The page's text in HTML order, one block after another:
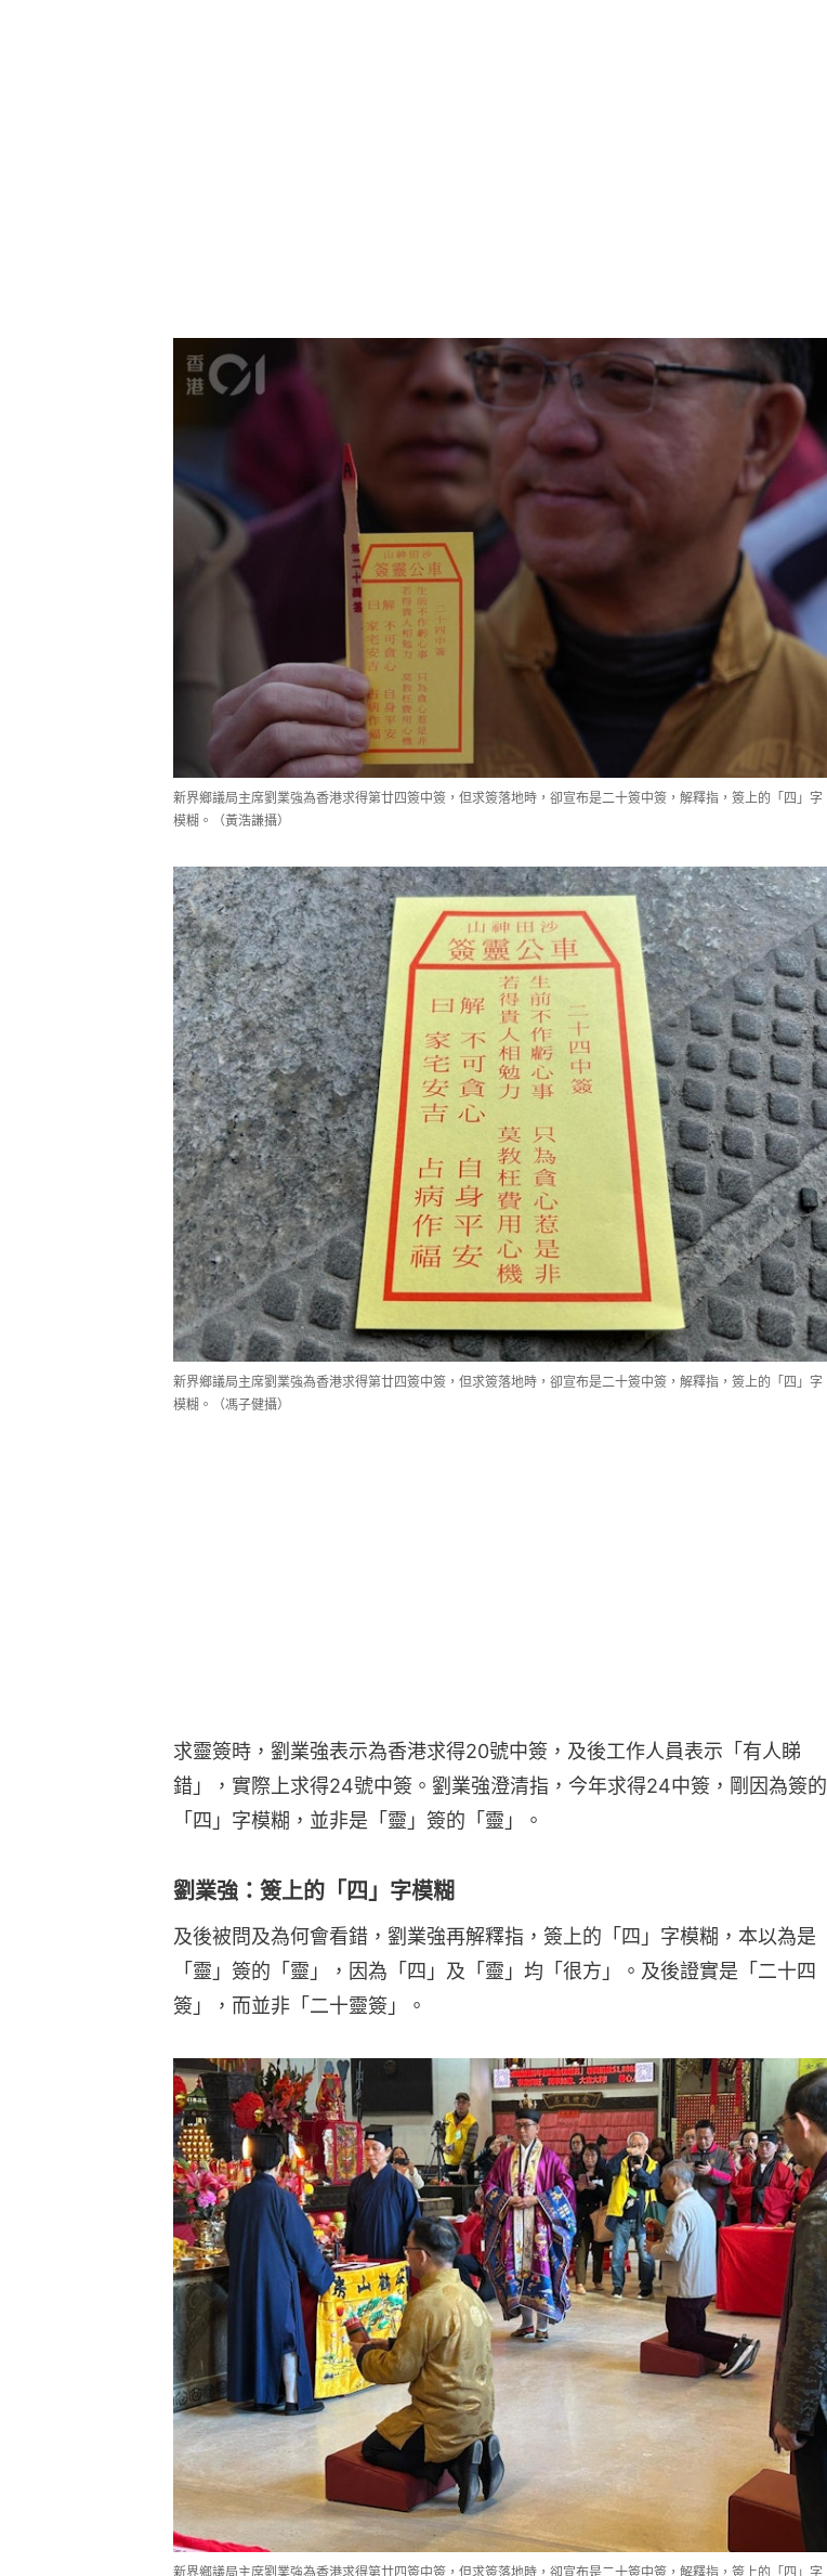
新界鄉議局主席劉業強為香港求得第廿四簽中簽，但求簽落地時，卻宣布是二十簽中簽，解釋指，簽上的「四」字
模糊。（黃浩謙攝）
新界鄉議局主席劉業強為香港求得第廿四簽中簽，但求簽落地時，卻宣布是二十簽中簽，解釋指，簽上的「四」字
模糊。（馮子健攝）
求靈簽時，劉業強表示為香港求得20號中簽，及後工作人員表示「有人睇
錯」，實際上求得24號中簽。劉業強澄清指，今年求得24中簽，剛因為簽的
「四」字模糊，並非是「靈」簽的「靈」。
劉業強：簽上的「四」字模糊
及後被問及為何會看錯，劉業強再解釋指，簽上的「四」字模糊，本以為是
「靈」簽的「靈」，因為「四」及「靈」均「很方」。及後證實是「二十四
簽」，而並非「二十靈簽」。
新界鄉議局主席劉業強為香港求得第廿四簽中簽，但求簽落地時，卻宣布是二十簽中簽，解釋指，簽上的「四」字